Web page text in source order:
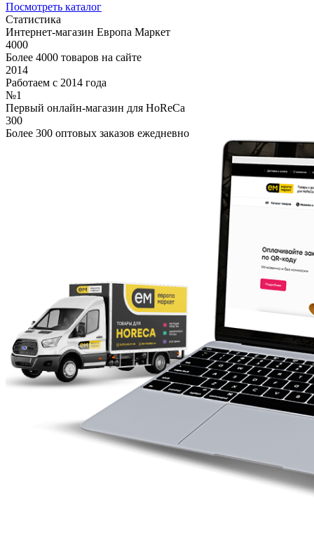
Посмотреть каталог
Статистика
Интернет-магазин Европа Маркет
4000
Более 4000 товаров на сайте
2014
Работаем с 2014 года
№1
Первый онлайн-магазин для HoReCa
300
Более 300 оптовых заказов ежедневно